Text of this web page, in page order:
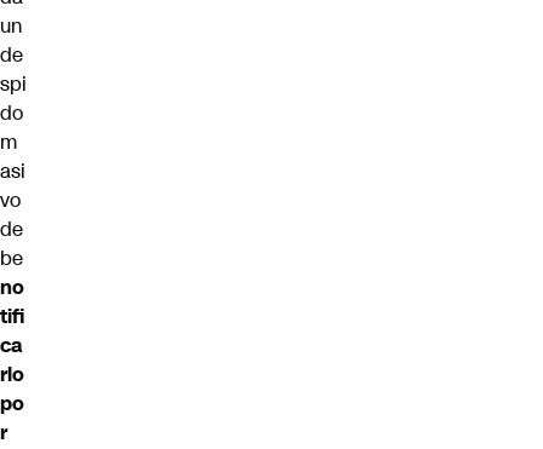
un
de
spi
do
m
asi
vo
de
be
no
tifi
ca
rlo
po
r